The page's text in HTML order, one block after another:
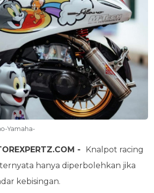
Yamaha-
- Knalpot racing
hanya diperbolehkan jika
kebisingan.